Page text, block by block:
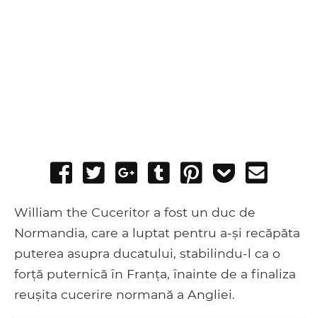
Share
Facebook
Tweet
Share
Google+
Post
Tumblr
Pin
Add
Pocket
William the Cuceritor a fost un duc de
Normandia, care a luptat pentru a-și recăpăta
puterea asupra ducatului, stabilindu-l ca o
forță puternică în Franța, înainte de a finaliza
reușita cucerire normană a Angliei.